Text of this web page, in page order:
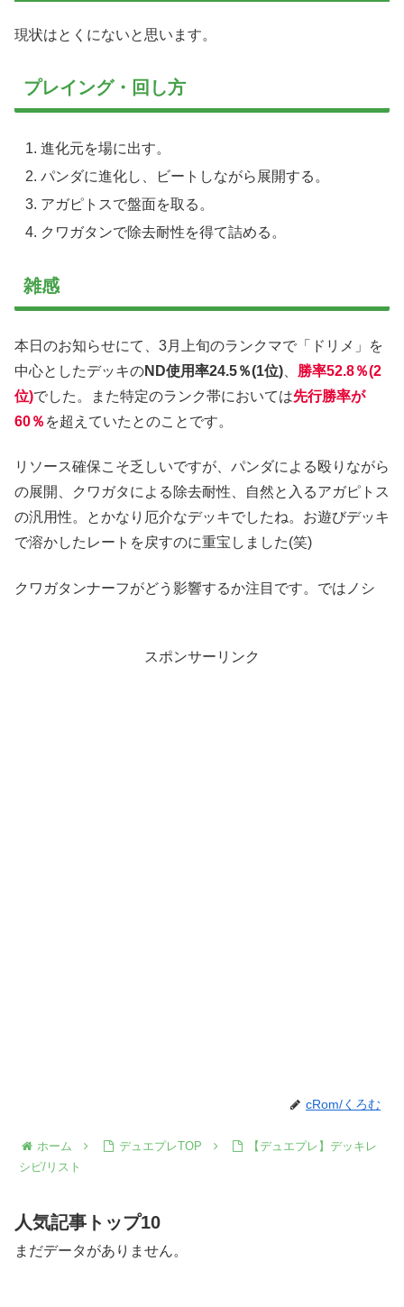
現状はとくにないと思います。
プレイング・回し方
進化元を場に出す。
パンダに進化し、ビートしながら展開する。
アガピトスで盤面を取る。
クワガタンで除去耐性を得て詰める。
雑感
本日のお知らせにて、3月上旬のランクマで「ドリメ」を
中心としたデッキのND使用率24.5％(1位)
勝率52.8％(2
位)でした。また特定のランク帯においては先行勝率が
60％ を超えていたとのことです。
リソース確保こそ乏しいですが、パンダによる殴りながら
の展開、クワガタによる除去耐性、自然と入るアガピトス
の汎用性。とかなり厄介なデッキでしたね。お遊びデッキ
で溶かしたレートを戻すのに重宝しました(笑)
クワガタンナーフがどう影響するか注目です。ではノシ
スポンサーリンク
cRom/くろむ
ホーム デュエプレTOP
【デュエプレ】デッキレ
シピ/リスト
人気記事トップ10
まだデータがありません。